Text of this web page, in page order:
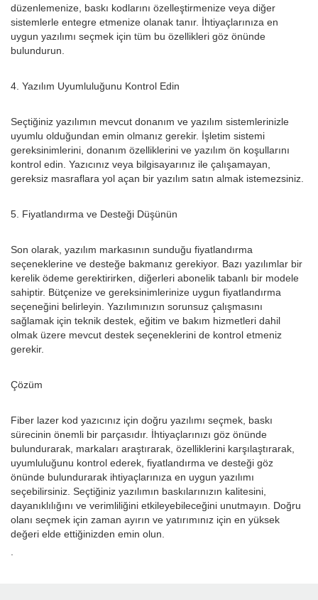
düzenlemenize, baskı kodlarını özelleştirmenize veya diğer
sistemlerle entegre etmenize olanak tanır. İhtiyaçlarınıza en
uygun yazılımı seçmek için tüm bu özellikleri göz önünde
bulundurun.
4. Yazılım Uyumluluğunu Kontrol Edin
Seçtiğiniz yazılımın mevcut donanım ve yazılım sistemlerinizle
uyumlu olduğundan emin olmanız gerekir. İşletim sistemi
gereksinimlerini, donanım özelliklerini ve yazılım ön koşullarını
kontrol edin. Yazıcınız veya bilgisayarınız ile çalışamayan,
gereksiz masraflara yol açan bir yazılım satın almak istemezsiniz.
5. Fiyatlandırma ve Desteği Düşünün
Son olarak, yazılım markasının sunduğu fiyatlandırma
seçeneklerine ve desteğe bakmanız gerekiyor. Bazı yazılımlar bir
kerelik ödeme gerektirirken, diğerleri abonelik tabanlı bir modele
sahiptir. Bütçenize ve gereksinimlerinize uygun fiyatlandırma
seçeneğini belirleyin. Yazılımınızın sorunsuz çalışmasını
sağlamak için teknik destek, eğitim ve bakım hizmetleri dahil
olmak üzere mevcut destek seçeneklerini de kontrol etmeniz
gerekir.
Çözüm
Fiber lazer kod yazıcınız için doğru yazılımı seçmek, baskı
sürecinin önemli bir parçasıdır. İhtiyaçlarınızı göz önünde
bulundurarak, markaları araştırarak, özelliklerini karşılaştırarak,
uyumluluğunu kontrol ederek, fiyatlandırma ve desteği göz
önünde bulundurarak ihtiyaçlarınıza en uygun yazılımı
seçebilirsiniz. Seçtiğiniz yazılımın baskılarınızın kalitesini,
dayanıklılığını ve verimliliğini etkileyebileceğini unutmayın. Doğru
olanı seçmek için zaman ayırın ve yatırımınız için en yüksek
değeri elde ettiğinizden emin olun.